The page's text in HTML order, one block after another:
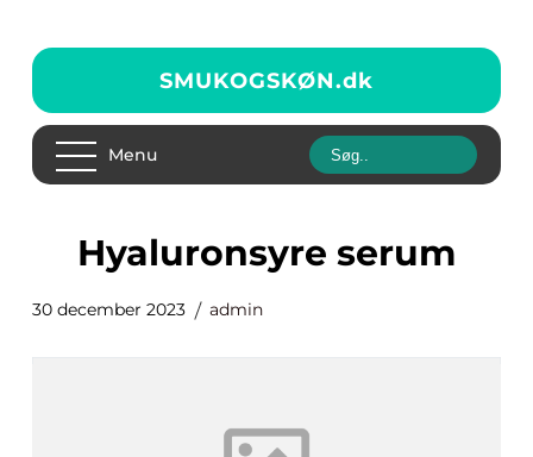
SMUKOGSKØN.dk
Menu
hyaluronsyre serum
30 december 2023 admin